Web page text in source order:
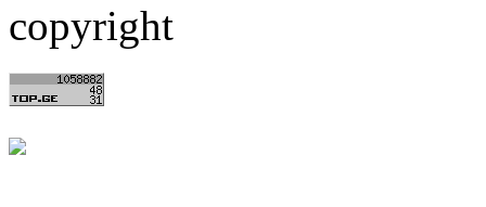
copyright